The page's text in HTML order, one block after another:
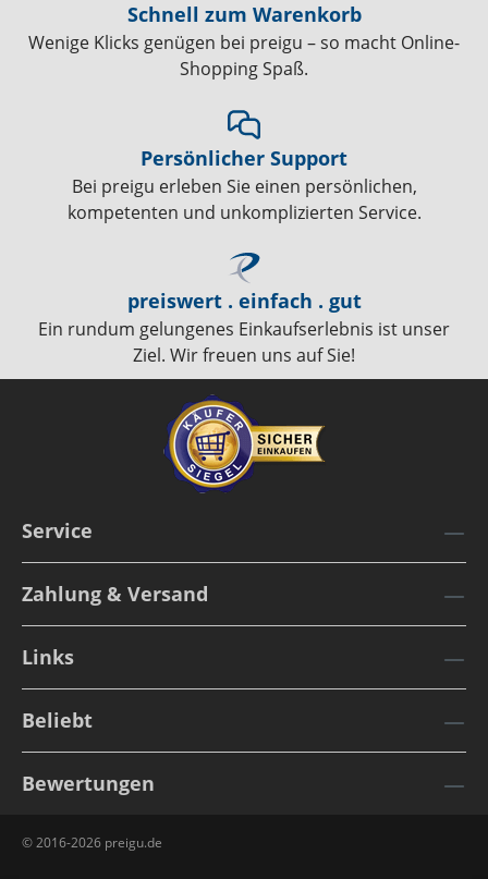
Schnell zum Warenkorb
Wenige Klicks genügen bei preigu – so macht Online-
Shopping Spaß.
Persönlicher Support
Bei preigu erleben Sie einen persönlichen,
kompetenten und unkomplizierten Service.
preiswert . einfach . gut
Ein rundum gelungenes Einkaufserlebnis ist unser
Ziel. Wir freuen uns auf Sie!
Service
Zahlung & Versand
Links
Beliebt
Bewertungen
© 2016-2026 preigu.de